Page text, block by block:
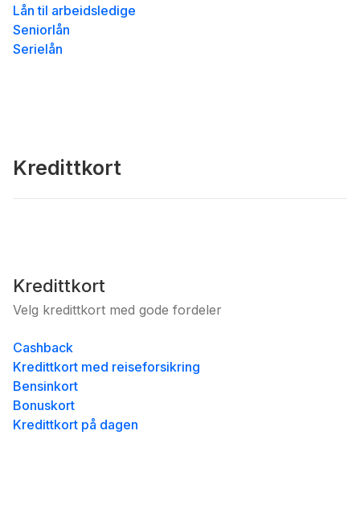
Lån til arbeidsledige
Seniorlån
Serielån
Kredittkort
Kredittkort
Velg kredittkort med gode fordeler
Cashback
Kredittkort med reiseforsikring
Bensinkort
Bonuskort
Kredittkort på dagen